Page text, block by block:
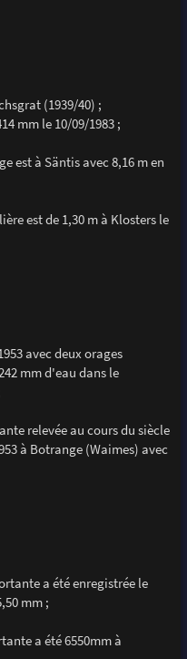
(1939/40) ;
mm le 10/09/1983 ;
est à Säntis avec 8,16 m en
est de 1,30 m à Klosters le
avec deux orages
mm d'eau dans le
relevée au cours du siècle
à Botrange (Waimes) avec
a été enregistrée le
mm ;
a été 6550mm à